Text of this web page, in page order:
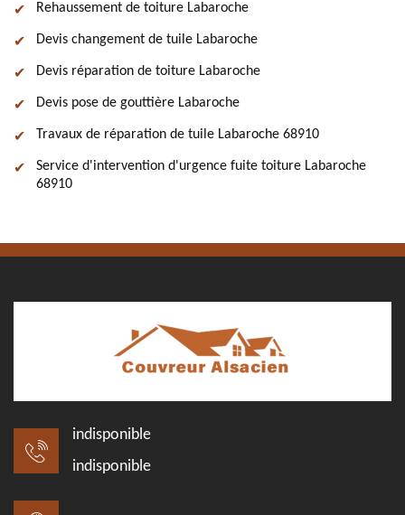
Rehaussement de toiture Labaroche
Devis changement de tuile Labaroche
Devis réparation de toiture Labaroche
Devis pose de gouttière Labaroche
Travaux de réparation de tuile Labaroche 68910
Service d'intervention d'urgence fuite toiture Labaroche
68910
indisponible
indisponible